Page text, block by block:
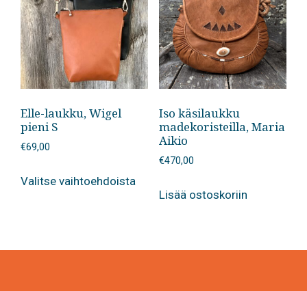
Elle-laukku, Wigel
pieni S
€69,00
Valitse vaihtoehdoistatuotteella
Iso käsilaukku
madekoristeilla, Maria
Aikio
€470,00
Lisää ostoskoriin